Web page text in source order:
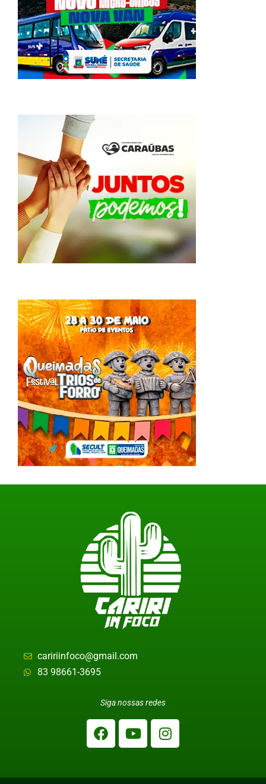
caririinfoco@gmail.com
83 98661-3695
Siga nossas redes